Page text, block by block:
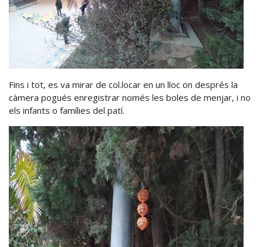
Fins i tot, es va mirar de col.locar en un lloc on després la
càmera pogués enregistrar només les boles de menjar, i no
els infants o famílies del patí.